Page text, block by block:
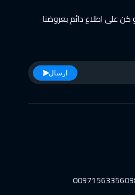
كن على اطلاع دائم بعروضنا
ارسال